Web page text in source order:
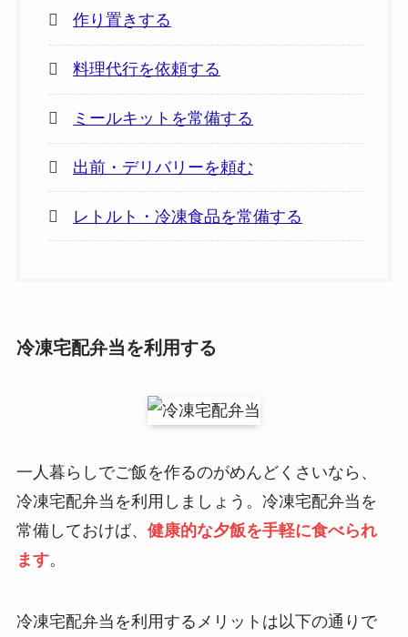
作り置きする
料理代行を依頼する
ミールキットを常備する
出前・デリバリーを頼む
レトルト・冷凍食品を常備する
冷凍宅配弁当を利用する
一人暮らしでご飯を作るのがめんどくさいなら、
冷凍宅配弁当を利用しましょう。冷凍宅配弁当を
常備しておけば、 健康的な夕飯を手軽に食べられ
ます。
冷凍宅配弁当を利用するメリットは以下の通りで